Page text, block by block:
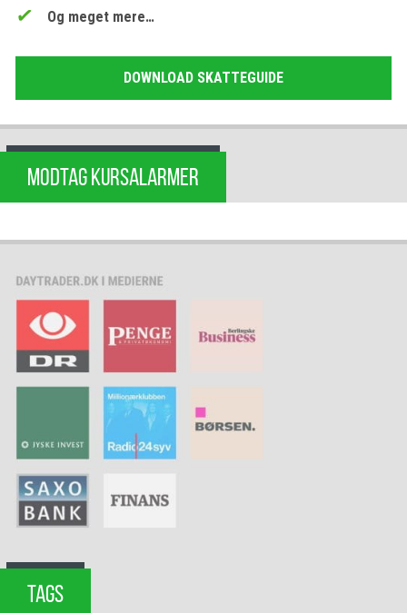
Og meget mere…
DOWNLOAD SKATTEGUIDE
MODTAG KURSALARMER
TAGS